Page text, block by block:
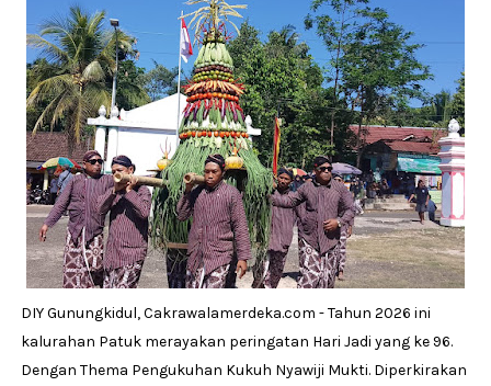
DIY Gunungkidul, Cakrawalamerdeka.com - Tahun 2026 ini
kalurahan Patuk merayakan peringatan Hari Jadi yang ke 96.
Dengan Thema Pengukuhan Kukuh Nyawiji Mukti. Diperkirakan